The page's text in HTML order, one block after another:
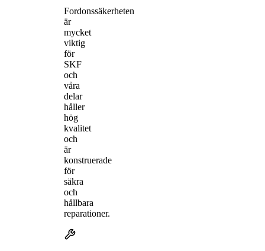
Fordonssäkerheten
är
mycket
viktig
för
SKF
och
våra
delar
håller
hög
kvalitet
och
är
konstruerade
för
säkra
och
hållbara
reparationer.